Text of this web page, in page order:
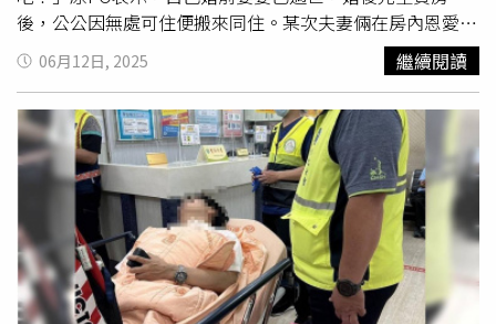
後，公公因無處可住便搬來同住。某次夫妻倆在房內恩愛
後，隔天她下樓時，公公竟笑笑地說：「我都聽到了喔」，
似乎還在觀察她的反應。當下她尷尬無語，事後越想越不舒
服，質疑：「一般人不是應該裝作沒聽到嗎？他講出來是什
麼意思？」更讓她困擾的是，公公說話時帶著戲謔的笑容，
讓她感到被冒犯，心理壓力大增，「導致之後先生在家裡求
歡，我都會排斥，真的很怕又被聽到。」貼文曝光後，網友
紛紛留言安慰原PO，並痛批公公行為不當，「這已經是性
騷擾的邊緣了」、「超沒分寸，這種話不該說出口」。也有
不少網友建議原PO與老公溝通，設法改善現有居住空間，
「裝隔音、鎖門，甚至考慮搬出去住」、「跟老公談清楚，
讓他知道妳的感受，這樣的生活品質太壓抑」。不少人更提
06月12日, 2025 繼續閱讀